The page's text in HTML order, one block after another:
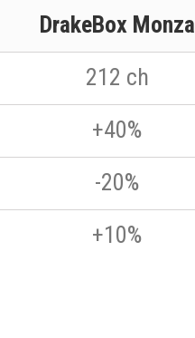
DrakeBox Monza
212 ch
+40%
-20%
+10%